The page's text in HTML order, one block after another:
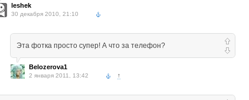
leshek
30 декабря 2010, 21:10
Эта фотка просто супер! А что за телефон?
Belozerova1
2 января 2011, 13:42 ↑